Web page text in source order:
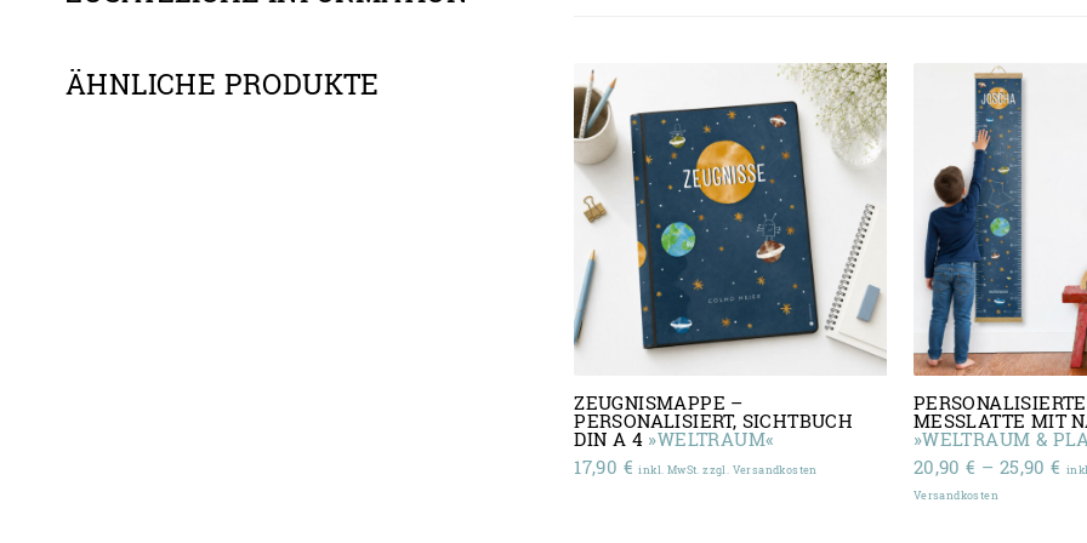
ÄHNLICHE PRODUKTE
ZEUGNISMAPPE –
PERSONALISIERT, SICHTBUCH
DIN A 4 »WELTRAUM«
17,90 € inkl. MwSt. zzgl. Versandkosten
PERSONALISIERTE
MESSLATTE MIT
»WELTRAUM &
20,90€ – 25,90€
Versandkosten